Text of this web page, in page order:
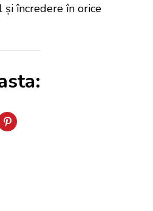
încredere în orice